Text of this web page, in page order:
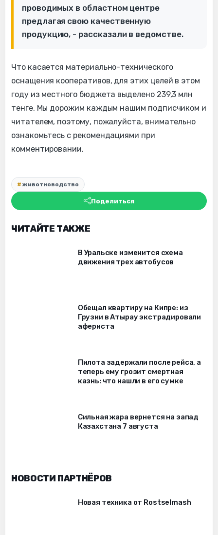
проводимых в областном центре
предлагая свою качественную
продукцию, - рассказали в ведомстве.
Что касается материально-технического
оснащения кооперативов, для этих целей в этом
году из местного бюджета выделено 239,3 млн
тенге. Мы дорожим каждым нашим подписчиком и
читателем, поэтому, пожалуйста, внимательно
ознакомьтесь с рекомендациями при
комментировании.
животноводство
Поделиться
ЧИТАЙТЕ ТАКЖЕ
В Уральске изменится схема
движения трех автобусов
Обещал квартиру на Кипре: из
Грузии в Атырау экстрадировали
афериста
Пилота задержали после рейса, а
теперь ему грозит смертная
казнь: что нашли в его сумке
Сильная жара вернется на запад
Казахстана 7 августа
НОВОСТИ ПАРТНЁРОВ
Новая техника от Rostselmash